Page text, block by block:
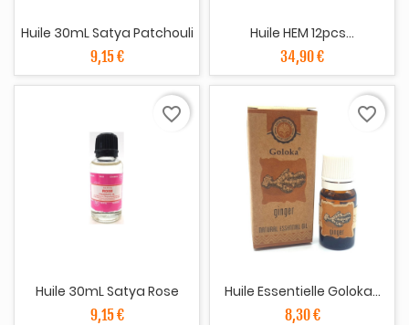
Huile 30mL Satya Patchouli
9,15 €
Huile HEM 12pcs...
34,90 €
Huile 30mL Satya Rose
9,15 €
favorite_border
Huile Essentielle Goloka...
8,30 €
favorite_border